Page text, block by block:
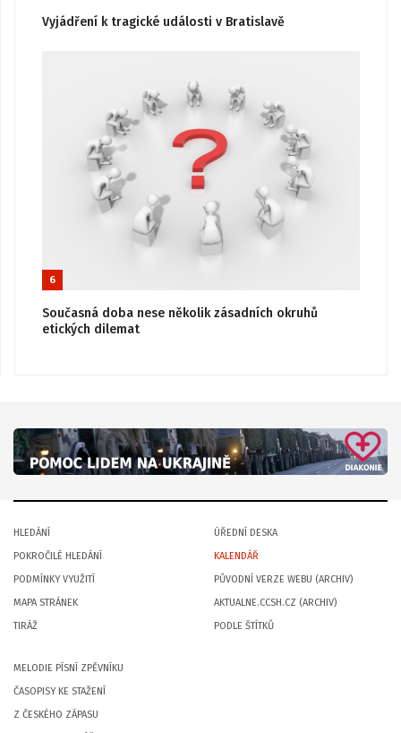
Vyjádření k tragické události v Bratislavě
6
Současná doba nese několik zásadních okruhů
etických dilemat
HLEDÁNÍ
POKROČILÉ HLEDÁNÍ
PODMÍNKY VYUŽITÍ
MAPA STRÁNEK
TIRÁŽ
ÚŘEDNÍ DESKA
KALENDÁŘ
PŮVODNÍ VERZE WEBU (ARCHIV)
AKTUALNE.CCSH.CZ (ARCHIV)
PODLE ŠTÍTKŮ
MELODIE PÍSNÍ ZPĚVNÍKU
ČASOPISY KE STAŽENÍ
Z ČESKÉHO ZÁPASU